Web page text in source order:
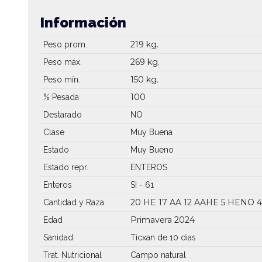
Información
Peso prom. 219 kg.
Peso máx. 269 kg.
Peso mín. 150 kg.
% Pesada 100
Destarado
NO
Clase
Muy Buena
Estado
Muy Bueno
Estado repr.
ENTEROS
Enteros
SI - 61
Cantidad y Raza
20 HE 17 AA 12 AAHE 5 HENO
Edad Primavera 2024
Sanidad
Ticxan de 10 dias
Trat. Nutricional
Campo natural